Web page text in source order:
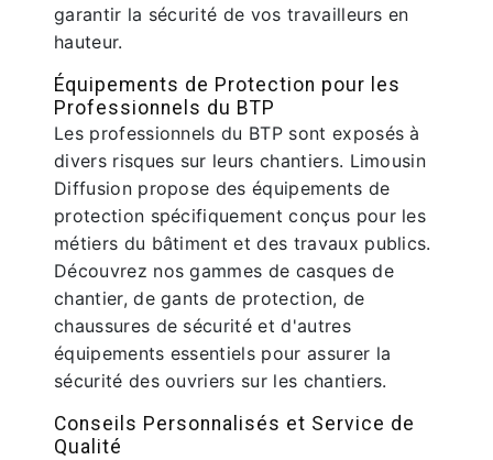
garantir la sécurité de vos travailleurs en
hauteur.
Équipements de Protection pour les
Professionnels du BTP
Les professionnels du BTP sont exposés à
divers risques sur leurs chantiers. Limousin
Diffusion propose des équipements de
protection spécifiquement conçus pour les
métiers du bâtiment et des travaux publics.
Découvrez nos gammes de casques de
chantier, de gants de protection, de
chaussures de sécurité et d'autres
équipements essentiels pour assurer la
sécurité des ouvriers sur les chantiers.
Conseils Personnalisés et Service de
Qualité